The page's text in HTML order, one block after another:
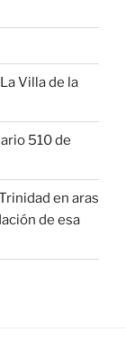
Villa de la
510 de
en aras
de esa